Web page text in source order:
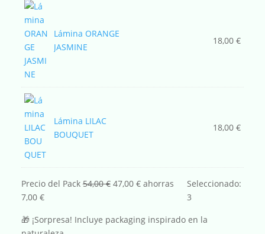
Lámina ORANGE
JASMINE
18,00€
Lámina LILAC
BOUQUET
18,00€
Precio del Pack 54,00€ 47,00 € ahorras
7,00 €
Seleccionado:
3
🎁 ¡Sorpresa! Incluye packaging inspirado en la